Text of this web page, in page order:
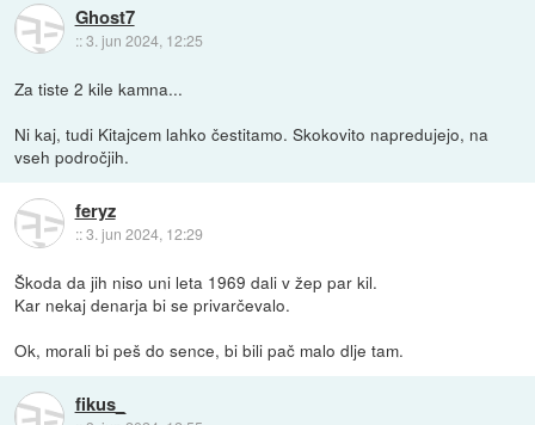
Ghost7
::3. jun 2024, 12:25
Za tiste 2 kile kamna...
Ni kaj, tudi Kitajcem lahko čestitamo. Skokovito napredujejo, na
vseh področjih.
feryz
::3. jun 2024, 12:29
Škoda da jih niso uni leta 1969 dali v žep par kil.
Kar nekaj denarja bi se privarčevalo.
Ok, morali bi peš do sence, bi bili pač malo dlje tam.
fikus_